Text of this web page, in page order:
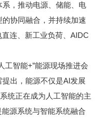
，推动电源、储能、电
协同融合，并持续加速
连、新工业负荷、AIDC
工智能+”能源现场推进会
提出，能源不仅是AI发展
统正在成为人工智能的主
源系统与智能系统融合